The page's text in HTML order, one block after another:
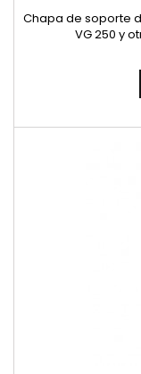
Chapa de soporte
VG 250 y